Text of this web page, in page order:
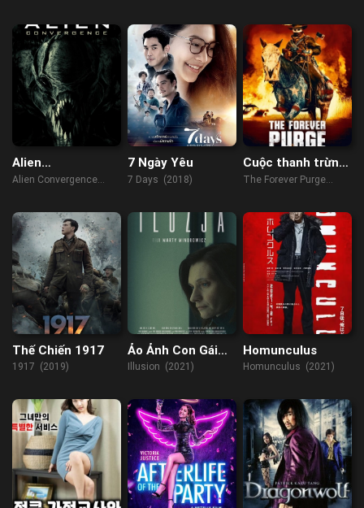
Alien
Convergence
Alien Convergence
7 Ngày Yêu
7 Days (2018)
Cuộc thanh trừng
vĩnh viễn
The Forever Purge
Thế Chiến 1917
1917 (2019)
Ảo Ảnh Con Gái
Tôi
Illusion (2021)
Homunculus
Homunculus (2021)